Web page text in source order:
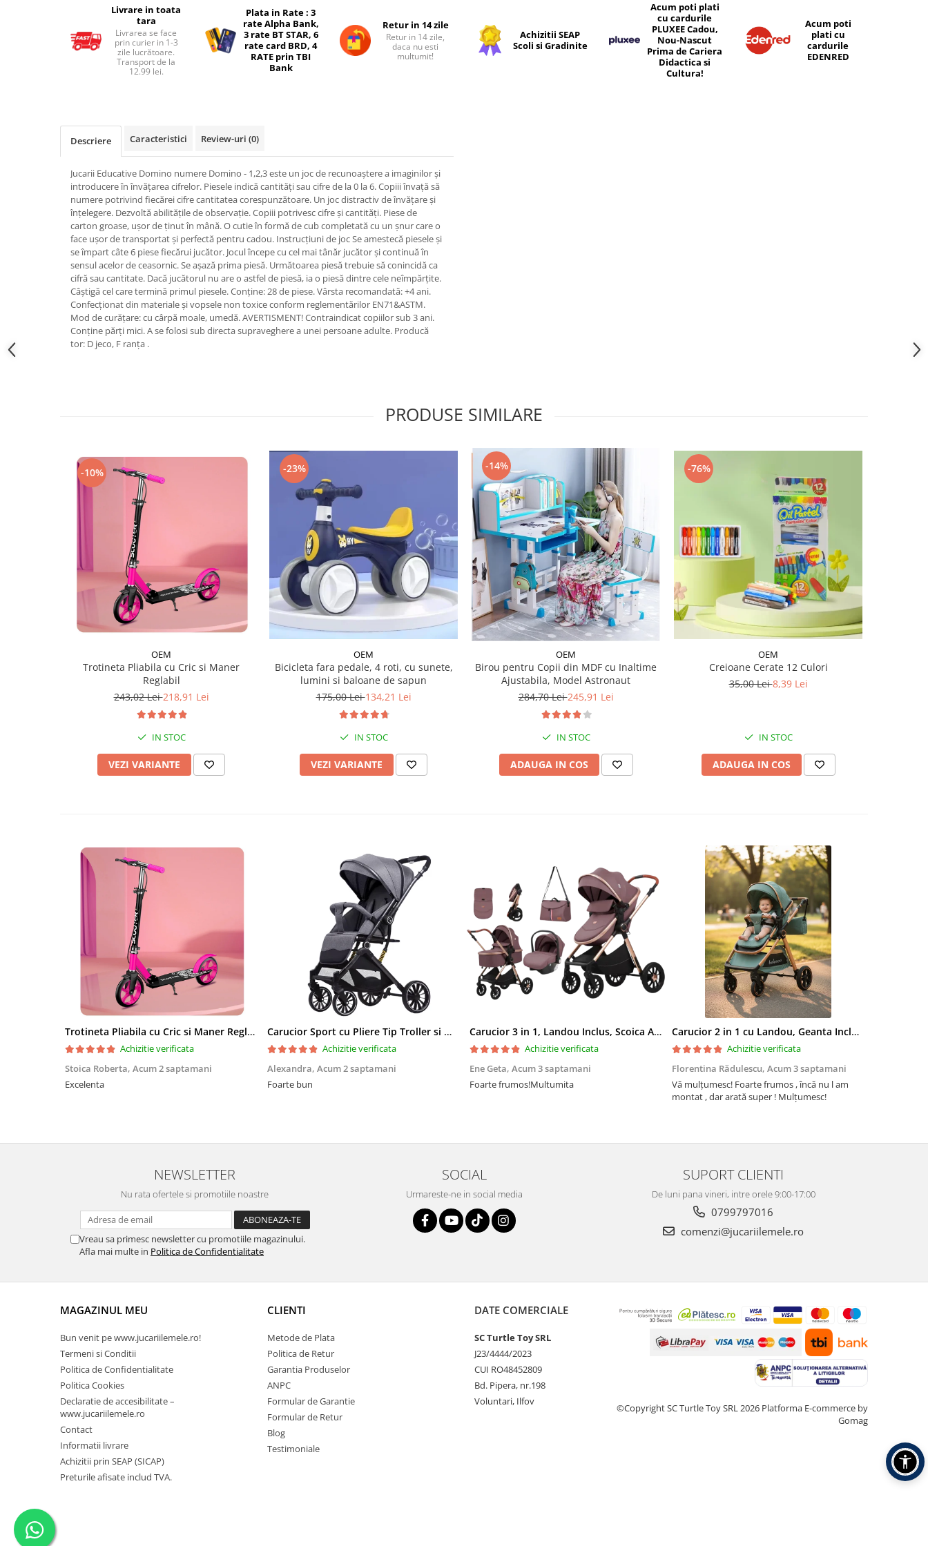
Pictura, modelaj si accesorii
Tarc joaca cu bile
Corturi copii
Livrare in toata
tara
Livrarea se face
prin curier in 1-3
zile lucrătoare.
Transport de la
12.99 lei.
Plata in Rate : 3
rate Alpha Bank,
3 rate BT STAR, 6
rate card BRD, 4
RATE prin TBI
Bank
Retur in 14 zile
Retur in 14 zile,
daca nu esti
multumit!
Achizitii SEAP
Scoli si Gradinite
Acum poti plati
cu cardurile
PLUXEE Cadou,
Nou-Nascut
Prima de Cariera
Didactica si
Cultura!
Acum poti
plati cu
cardurile
EDENRED
Descriere Caracteristici Review-uri (0)
Jucarii Educative Domino numere Domino - 1,2,3 este un joc de recunoaștere a imaginilor și
introducere în învățarea cifrelor. Piesele indică cantități sau cifre de la 0 la 6. Copiii învață să
numere potrivind fiecărei cifre cantitatea corespunzătoare. Un joc distractiv de învățare și
înțelegere. Dezvoltă abilitățile de observație. Copiii potrivesc cifre și cantități. Piese de
carton groase, ușor de ținut în mână. O cutie în formă de cub completată cu un șnur care o
face ușor de transportat și perfectă pentru cadou. Instrucțiuni de joc Se amestecă piesele și
se împart câte 6 piese fiecărui jucător. Jocul începe cu cel mai tânăr jucător și continuă în
sensul acelor de ceasornic. Se așază prima piesă. Următoarea piesă trebuie să conincidă ca
cifră sau cantitate. Dacă jucătorul nu are o astfel de piesă, ia o piesă dintre cele neîmpărțite.
Câștigă cel care termină primul piesele. Conține: 28 de piese. Vârsta recomandată: +4 ani.
Confecționat din materiale și vopsele non toxice conform reglementărilor EN71&ASTM.
Mod de curățare: cu cârpă moale, umedă. AVERTISMENT! Contraindicat copiilor sub 3 ani.
Conține părți mici. A se folosi sub directa supraveghere a unei persoane adulte. Producă
tor: D jeco, F ranța .
PRODUSE SIMILARE
-10%
OEM
Trotineta Pliabila cu Cric si Maner
Reglabil
243,02 Lei218,91 Lei
IN STOC
VEZI VARIANTE
-23%
OEM
Bicicleta fara pedale, 4 roti, cu sunete,
lumini si baloane de sapun
175,00 Lei134,21 Lei
IN STOC
VEZI VARIANTE
-14%
OEM
Birou pentru Copii din MDF cu Inaltime
Ajustabila, Model Astronaut
284,70 Lei245,91 Lei
IN STOC
ADAUGA IN COS
-76%
OEM
Creioane Cerate 12 Culori
35,00 Lei8,39 Lei
IN STOC
ADAUGA IN COS
Trotineta Pliabila cu Cric si Maner Reglabil
Achizitie verificata
Stoica Roberta, Acum 2 saptamani
Excelenta
Carucior Sport cu Pliere Tip Troller si Maner Reversibil - Gri
Achizitie verificata
Alexandra, Acum 2 saptamani
Foarte bun
Carucior 3 in 1, Landou Inclus, Scoica Auto, Reversibil, Pliabil, Cadru din Aluminiu, 0-36 luni, ROZ PRAFUIT
Achizitie verificata
Ene Geta, Acum 3 saptamani
Foarte frumos!Multumita
Carucior 2 in 1 cu Landou, Geanta Inclusa, Cadru de Aluminiu, Roti Pivotante 360 si Suport Pahar, 0-36 Luni, TURCOAZ
Achizitie verificata
Florentina Rădulescu, Acum 3 saptamani
Vă mulțumesc! Foarte frumos , încă nu l am
montat , dar arată super ! Mulțumesc!
Recomand
NEWSLETTER
Nu rata ofertele si promotiile noastre
Vreau sa primesc newsletter cu promotiile magazinului.
Afla mai multe in Politica de Confidentialitate
SOCIAL
Urmareste-ne in social media
SUPORT CLIENTI
De luni pana vineri, intre orele 9:00-17:00
0799797016
comenzi@jucariilemele.ro
MAGAZINUL MEU
Bun venit pe www.jucariilemele.ro!
Termeni si Conditii
Politica de Confidentialitate
Politica Cookies
Declaratie de accesibilitate –
www.jucariilemele.ro
Contact
Informatii livrare
Achizitii prin SEAP (SICAP)
Preturile afisate includ TVA.
CLIENTI
Metode de Plata
Politica de Retur
Garantia Produselor
ANPC
Formular de Garantie
Formular de Retur
Blog
Testimoniale
DATE COMERCIALE
SC Turtle Toy SRL
J23/4444/2023
CUI RO48452809
Bd. Pipera, nr.198
Voluntari, Ilfov
©Copyright SC Turtle Toy SRL 2026 Platforma E-commerce by
Gomag